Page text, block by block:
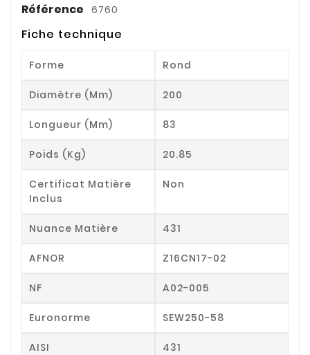
Référence 6760
Fiche technique
Forme Rond
Diamètre (mm) 200
Longueur (mm) 83
Poids (kg) 20.85
Certificat Matière
Inclus
Non
Nuance Matière 431
AFNOR Z16CN17-02
NF A02-005
Euronorme SEW250-58
AISI 431